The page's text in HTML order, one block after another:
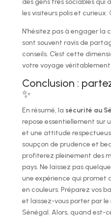
des gens très sociables
les visiteurs polis et curieux.
N’hésitez pas à engager la
sont souvent ravis de
conseils. C’est cette
votre voyage
Conclusion :
✨
En résumé, la sécurité au
repose essentiellement sur
et une attitude
soupçon de prudence et
profiterez pleinement des
pays. Ne laissez pas
une expérience qui promet
en couleurs. Préparez vos
et laissez-vous porter par
Sénégal. Alors, quand est-